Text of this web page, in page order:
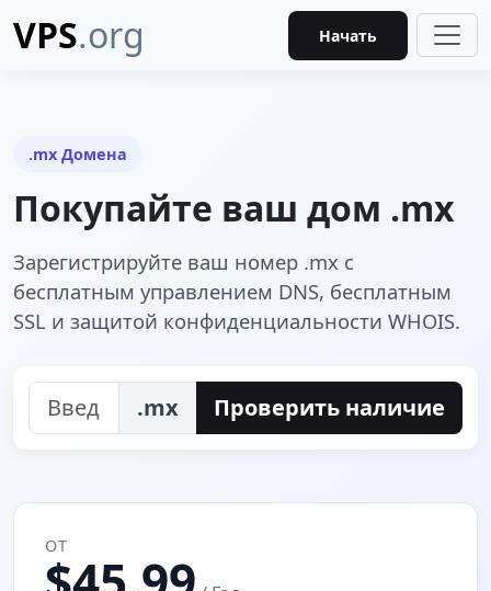
VPS.org Начать
.mx Домена
Покупайте ваш дом .mx
Зарегистрируйте ваш номер .mx с
бесплатным управлением DNS, бесплатным
SSL и защитой конфиденциальности WHOIS.
.mx Проверить наличие
ОТ